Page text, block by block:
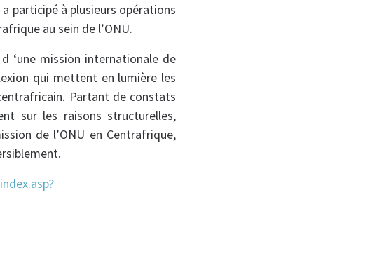
participé à plusieurs opérations
au sein de l’ONU.
‘une mission internationale de
qui mettent en lumière les
Partant de constats
sur les raisons structurelles,
de l’ONU en Centrafrique,